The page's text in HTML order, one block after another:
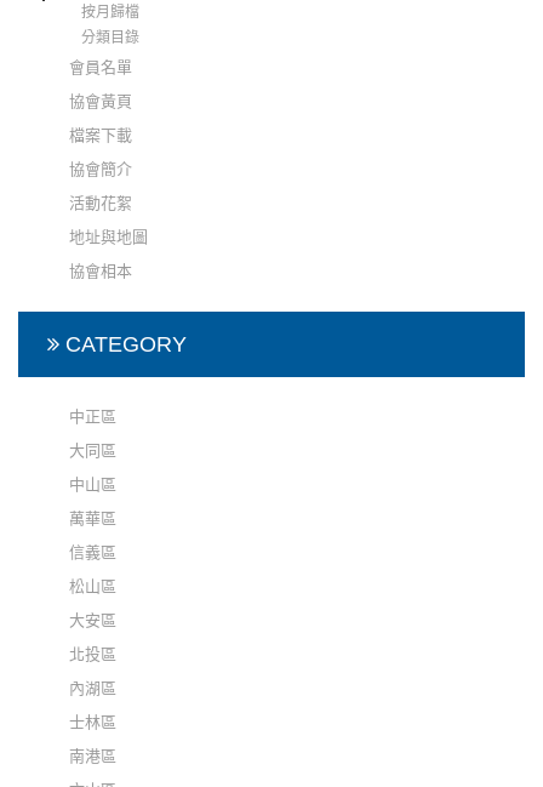
按月歸檔
分類目錄
會員名單
協會黃頁
檔案下載
協會簡介
活動花絮
地址與地圖
協會相本
CATEGORY
中正區
大同區
中山區
萬華區
信義區
松山區
大安區
北投區
內湖區
士林區
南港區